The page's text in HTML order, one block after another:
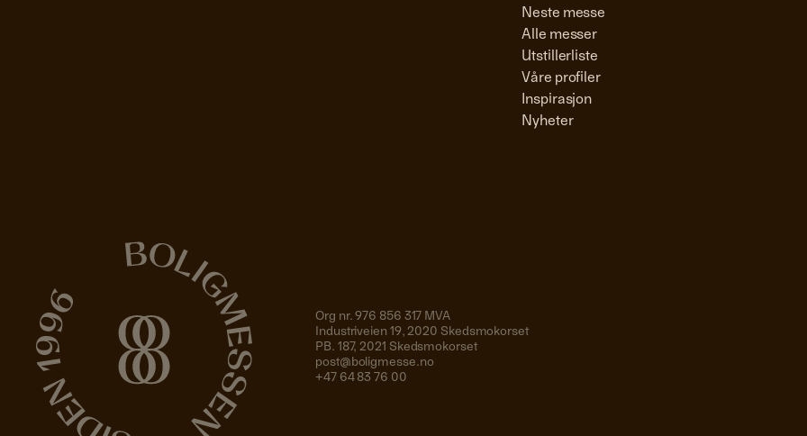
Neste messe
Alle messer
Utstillerliste
Våre profiler
Inspirasjon
Nyheter
Org nr. 976 856 317 MVA
Industriveien 19, 2020 Skedsmokorset
PB. 187, 2021 Skedsmokorset
post@boligmesse.no
+47 64 83 76 00